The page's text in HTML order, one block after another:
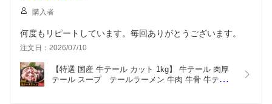
購入者
何度もリピートしています。毎回ありがとうございます。
注文日：2026/07/10
【特選 国産 牛テール カット 1kg】 牛テール 肉厚
テール スープ　テールラーメン 牛肉 牛骨 牛テール